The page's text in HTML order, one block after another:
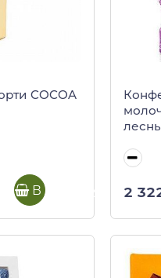
COCOA
В корзину 2